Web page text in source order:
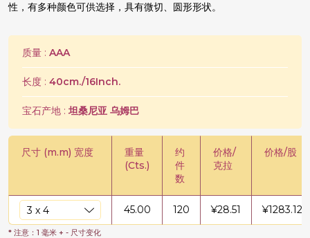
性，有多种颜色可供选择，具有微切、圆形形状。
质量 : AAA
长度 : 40cm./16Inch.
宝石产地 :坦桑尼亚 乌姆巴
尺寸 (m.m) 宽度
重量
(Cts.)
约
件
数
价格/
克拉
价格/股
45.00 120 ¥28.51 ¥1283.12
* 注意：1 毫米 + - 尺寸变化